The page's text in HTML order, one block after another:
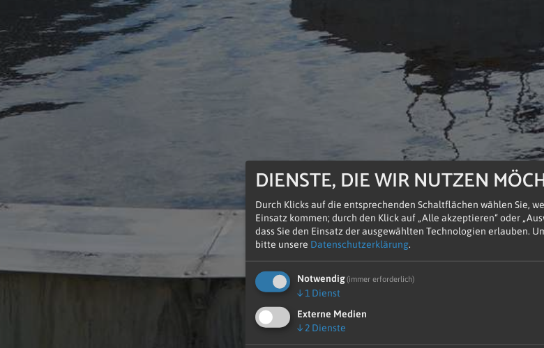
DIENSTE, DIE WIR NUTZEN
Durch Klicks auf die entsprechenden Schaltflächen wählen Sie,
Einsatz kommen; durch den Klick auf „Alle akzeptieren“ oder
dass Sie den Einsatz der ausgewählten Technologien erlauben.
bitte unsere Datenschutzerklärung.
Notwendig(immer erforderlich)
↓ 1 Dienst
Externe Medien
↓ 2 Dienste